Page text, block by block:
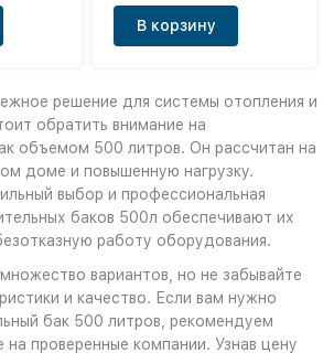
В корзину
решение для системы отопления и
обратить внимание на
объемом 500 литров. Он рассчитан на
доме и повышенную нагрузку.
выбор и профессиональная
баков 500л обеспечивают их
работу оборудования.
вариантов, но не забывайте
и качество. Если вам нужно
бак 500 литров, рекомендуем
на проверенные компании. Узнав цену